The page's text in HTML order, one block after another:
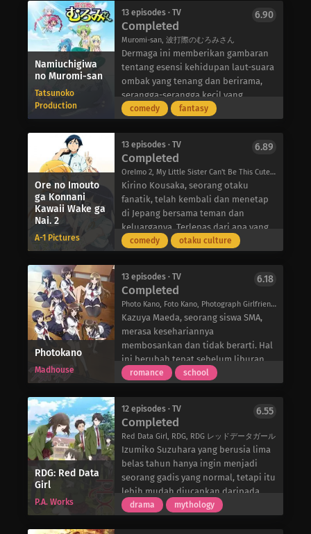
Valvraves: senjata mekanis yang kuat,
namun dikabarkan tersembunyi jauh
di dalam sekolah Haruto, Akademi
Sakimori. Dalam kekacauan yang
terjadi, Haruto menemukan salah
satu Valvraves yang diincar. Dengan
nyawa teman-temannya dalam
bahaya, Haruto memasuki mecha
kontrak untuk mendapatkan
kekuatannya sebagai imbalan atas
kemanusiaannya. Dengan bantuan L-
elf-seorang agen Dorssian yang
penuh teka-teki dan ahli strategi
yang berbakat-Haruto dan Valvrave
memulai revolusi untuk
membebaskan dunia.
Dalam pelariannya, Nai dan Gareki
ditemukan oleh “Circus”, sebuah
badan pertahanan pemerintah yang
menangani kegiatan kriminal yang
terlalu sulit untuk ditangani oleh
polisi dan melindungi warga sipil
dari “varuga” – monster mengerikan
yang memangsa manusia sebagai
temannya yang hilang, dia dan Gareki
memutuskan untuk bergabung
dengan Circus. Dalam perjalanan
berbahaya mereka, mereka
menghadapi varuga yang berbahaya
dan mulai mengungkap rahasia di
balik organisasi bayangan yang
dikenal sebagai Kafka.
berbagai seni rahasia dan gaya
bertarung. Untuk menambah
kekuatan mereka, mereka memanggil
Genjuurou Tsukishima, pendekar
pedang ulung dari Provinsi Tsugaru.
Namun, karena sebuah insiden yang
tidak menguntungkan, Genjuurou
tidak dapat memenuhi panggilan
Jinbee, untuk menggantikannya.
Bertekad untuk menebus insiden
yang disebabkan oleh
kepengecutannya sendiri, Jinbee
setuju untuk pergi ke Edo dan
bergabung dengan Hakim Serangga.
Berbekal semangat yang membara
dan tekad yang teguh, Jinbee
Edo dari ancaman serangga untuk
selamanya.
Namiuchigiwa
no Muromi-san
Tatsunoko
Production
13 episodes · TV
Completed
Muromi-san, 波打際のむろみさん
6.90
Dermaga ini memberikan gambaran
tentang esensi kehidupan laut-suara
ombak yang tenang dan berirama,
serangga-serangga kecil yang
melintas di dermaga, dan-putri
dengan memancing tidak ada lagi
ketika dia menarik perhatian putri
duyung yang energik, Muromi-san,
yang terus menghibur dirinya sendiri
di sekitar teman barunya, meskipun
dia jelas-jelas tidak tertarik.
Kini, dengan teman yang cerewet dan
ceroboh yang selalu berada di
tidak terjebak dalam kecepatan
Muromi-san saat dia mulai
mengundang teman-temannya dari
lautan dalam, membuat dermaga
tersebut menjadi tempat
berkumpulnya makhluk-makhluk
mitologi yang populer. Setiap hari
mungkin selalu ada yang baru dan
dengan tenang!
comedy fantasy
Ore no Imouto
ga Konnani
Kawaii Wake ga
Nai. 2
A-1 Pictures
13 episodes · TV
Completed
OreImo 2, My Little Sister Can't Be This Cute 2, Ore no Imouto ga Konna ni Kawaii Wake ga Nai 2, 俺の妹がこんなに可愛いわけがない。
6.89
Kirino Kousaka, seorang otaku
fanatik, telah kembali dan menetap
di Jepang bersama teman dan
keluarganya. Terlepas dari apa yang
telah dilakukan oleh kakaknya,
frustrasi. Dia khawatir bahwa
bujukannya agar Kirino berhenti dari
pelatihan atletik di Amerika dan
kembali ke rumah akan membuat
hubungannya dengan Kirino
semakin renggang. Selain itu,
Kyousuke juga harus memecahkan
kode pesan yang tegas dan samar
juniornya di sekolah dan juga teman
Kirino.
Seiring dengan semakin eratnya
hubungan antara dua saudara
kandung dan teman-teman mereka,
Kirino dan Kyousuke harus segera
mencari cara untuk menangani
hubungan ini, membantu satu sama
comedy otaku culture
Photokano
Madhouse
13 episodes · TV
Completed
Photo Kano, Foto Kano, Photograph Girlfriend, フォトカノ
6.18
Kazuya Maeda, seorang siswa SMA,
merasa kesehariannya
membosankan dan tidak berarti. Hal
ini berubah tepat sebelum liburan
musim panasnya berakhir, ketika ia
memutuskan untuk bereksperimen
dengan fotografi dan mulai mencari
model potensial untuk foto-fotonya.
Kazuya didekati oleh berbagai gadis
yang bersedia menjadi model
untuknya: Haruka Niimi, teman masa
kecilnya yang populer; Nonoka
Masaki, pelempar bola atletis dari
romance school
RDG: Red Data
Girl
P.A. Works
12 episodes · TV
Completed
Red Data Girl, RDG, RDG レッドデータガール
6.55
Izumiko Suzuhara yang berusia lima
belas tahun hanya ingin menjadi
seorang gadis yang normal, tetapi itu
lebih mudah diucapkan daripada
dilakukan. Dibesarkan di sebuah kuil
drama mythology